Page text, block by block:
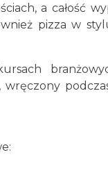
a całość
pizza w
wręczony